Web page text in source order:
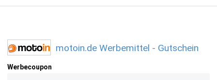
motoin.de Werbemittel - Gutschein
Werbecoupon